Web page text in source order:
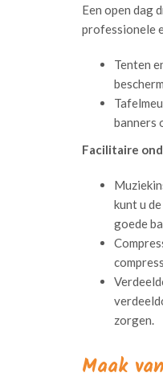
Een open dag
professionele
Tenten
banners
Facilitaire
kunt u
goede
zorgen.
Maak